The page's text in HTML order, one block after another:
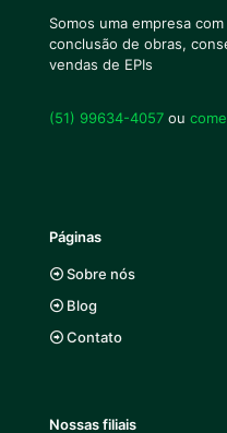
Somos uma empresa
conclusão de obras,
vendas de EPIs
(51) 99634-4057 ou
Páginas
Sobre nós
Blog
Contato
Nossas filiais